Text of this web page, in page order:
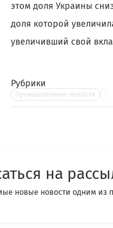
этом доля Украины
доля которой
увеличивший свой
Рубрики
Промышленные новости
на
новые новости одним